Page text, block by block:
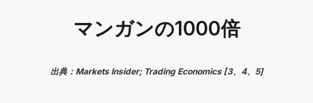
マンガンの1000倍
出典：Markets Insider; Trading Economics [3、4、5]